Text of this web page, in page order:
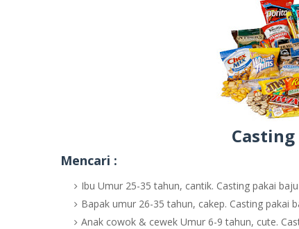
Mencari :
Ibu Umur 25-35 tahun, cantik. Casting pakai
Bapak umur 26-35 tahun, cakep. Casting pakai
Anak cowok & cewek Umur 6-9 tahun, cute.